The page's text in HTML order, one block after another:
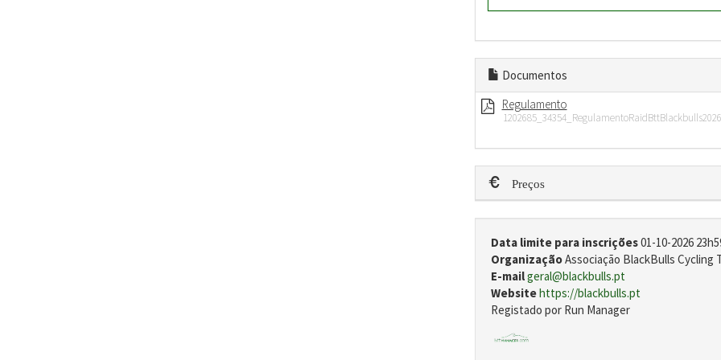
Documentos
Regulamento
Preços
Data limite para inscrições01-10-2026
OrganizaçãoAssociação BlackBulls Cycling
E-mailgeral@blackbulls.pt
Websitehttps://blackbulls.pt
Registado por Run Manager